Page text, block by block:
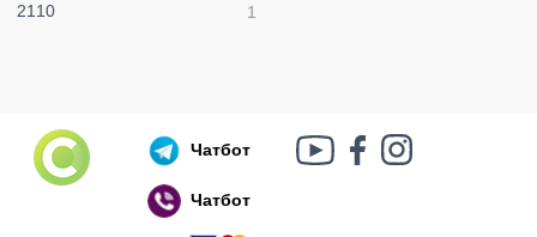
Російський воєнний корабель, іди нах..й!
2110 1
Чатбот
Чатбот